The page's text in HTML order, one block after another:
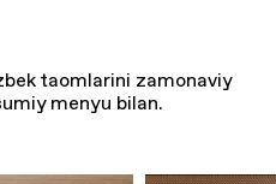
taomlarini zamonaviy
menyu bilan.